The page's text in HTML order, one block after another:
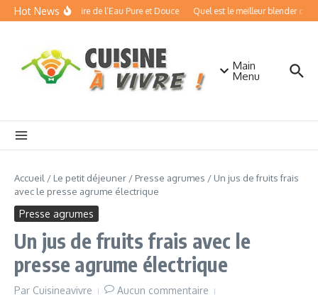
Aller au contenu
Hot News
d’Eau : Boire de l’Eau Pure et Douce Quel est le meilleur blender
Main
Menu
Accueil / Le petit déjeuner / Presse agrumes / Un jus de fruits frais
avec le presse agrume électrique
Presse agrumes
Un jus de fruits frais avec le
presse agrume électrique
Par Cuisineavivre
Aucun commentaire